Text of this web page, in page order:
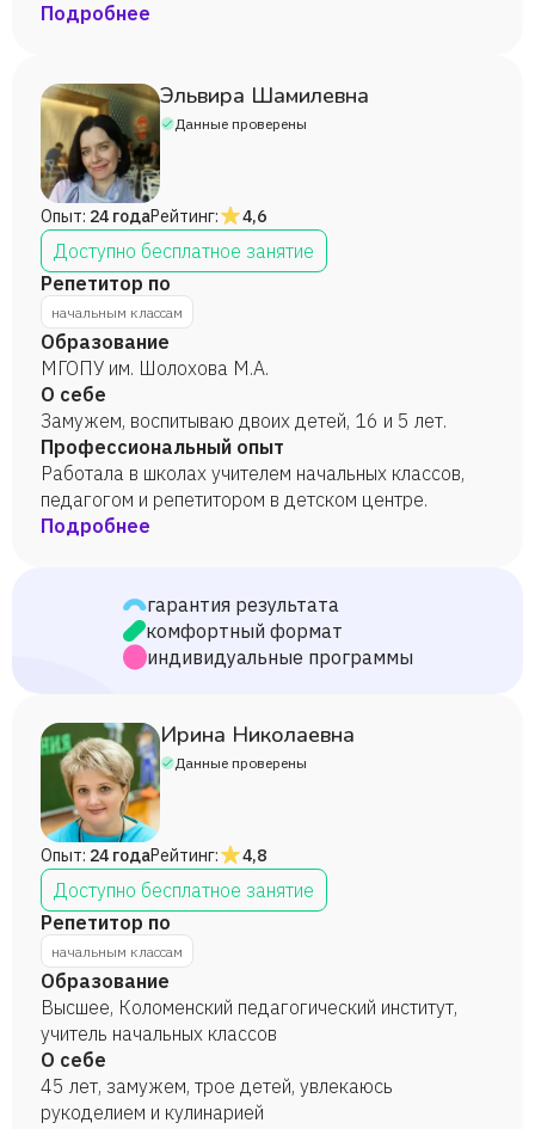
Подробнее
Эльвира Шамилевна
Данные проверены
Опыт: 24 годаРейтинг: 4,6
Доступно бесплатное занятие
Репетитор по
начальным классам
Образование
МГОПУ им. Шолохова М.А.
О себе
Замужем, воспитываю двоих детей, 16 и 5 лет.
Профессиональный опыт
Работала в школах учителем начальных классов,
педагогом и репетитором в детском центре.
Подробнее
гарантия результата
комфортный формат
индивидуальные программы
Ирина Николаевна
Данные проверены
Опыт: 24 годаРейтинг: 4,8
Доступно бесплатное занятие
Репетитор по
начальным классам
Образование
Высшее, Коломенский педагогический институт,
учитель начальных классов
О себе
45 лет, замужем, трое детей, увлекаюсь
рукоделием и кулинарией